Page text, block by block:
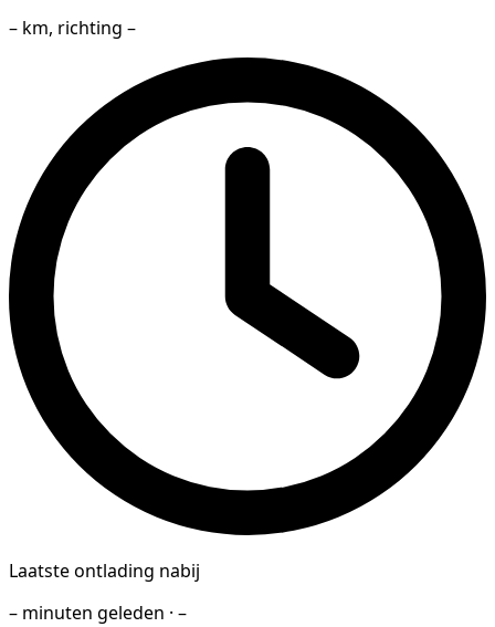
– km, richting –
Laatste ontlading nabij
– minuten geleden · –